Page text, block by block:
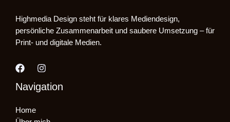
Highmedia Design steht für klares Mediendesign,
persönliche Zusammenarbeit und saubere Umsetzung – für
Print- und digitale Medien.
Navigation
Home